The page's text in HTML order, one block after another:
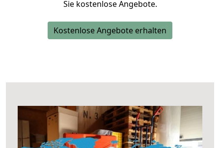
Sie kostenlose Angebote.
Kostenlose Angebote erhalten